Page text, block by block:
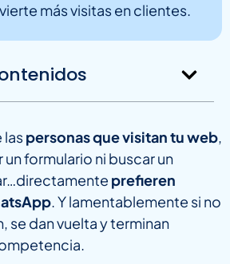
más visitas en clientes.
laspersonas que visitan tu web,
formulario ni buscar un
prefieren
. Y lamentablemente si no
se dan vuelta y terminan